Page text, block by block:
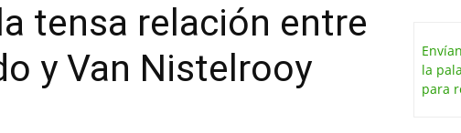
tensa relación entre
y Van Nistelrooy
la
para